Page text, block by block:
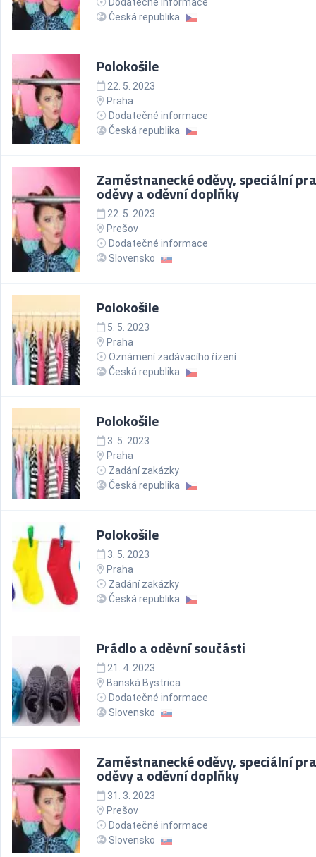
Česká republika
Polokošile
22. 5. 2023
Praha
Dodatečné informace
Česká republika
Zaměstnanecké oděvy, speciální
oděvy a oděvní doplňky
22. 5. 2023
Prešov
Dodatečné informace
Slovensko
Polokošile
5. 5. 2023
Praha
Oznámení zadávacího řízení
Česká republika
Polokošile
3. 5. 2023
Praha
Zadání zakázky
Česká republika
Polokošile
3. 5. 2023
Praha
Zadání zakázky
Česká republika
Prádlo a oděvní součásti
21. 4. 2023
Banská Bystrica
Dodatečné informace
Slovensko
Zaměstnanecké oděvy, speciální
oděvy a oděvní doplňky
31. 3. 2023
Prešov
Dodatečné informace
Slovensko